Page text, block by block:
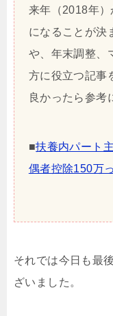
来年（2018年
になることが決
や、年末調整、
方に役立つ記事
良かったら参考
■扶養内パート
偶者控除150万
それでは今日も最
ざいました。